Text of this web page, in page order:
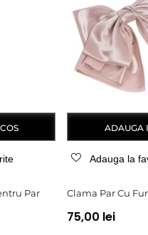
Par
ADAUGA
Adauga la
Clama Par Cu
75,00 lei